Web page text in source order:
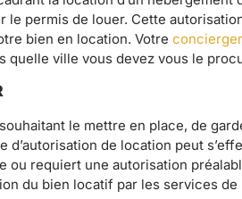
le permis de louer. Cette
bien en location. Votre
quelle ville vous devez vous le
le mettre en place, de
de location peut
ou requiert une autorisation
du bien locatif par les services de